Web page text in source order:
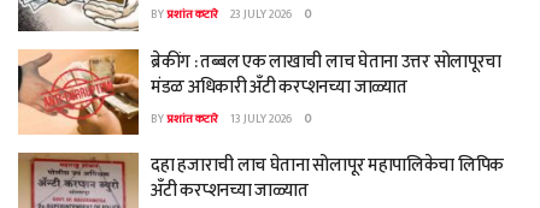
BYप्रशांत कटारे 23 JULY 2026 0
ब्रेकींग : तब्बल एक लाखाची लाच घेताना उत्तर सोलापूरचा
मंडळ अधिकारी अँटी करप्शनच्या जाळ्यात
BYप्रशांत कटारे 13 JULY 2026 0
दहा हजाराची लाच घेताना सोलापूर महापालिकेचा लिपिक
अँटी करप्शनच्या जाळ्यात